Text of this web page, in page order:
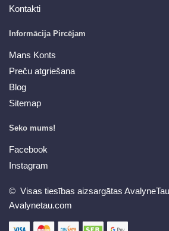
Kontakti
Informācija Pircējam
Mans Konts
Preču atgriešana
Blog
Sitemap
Seko mums!
Facebook
Instagram
© Visas tiesības aizsargātas
Avalynetau.com